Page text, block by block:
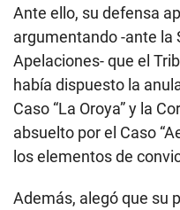
Ante ello, su defensa
argumentando -ante la
Apelaciones- que el
había dispuesto la
Caso “La Oroya” y la
absuelto por el Caso
los elementos de
Además, alegó que su